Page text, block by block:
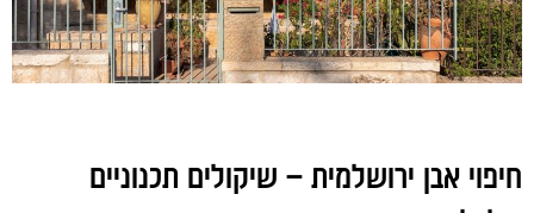
חיפוי אבן ירושלמית – שיקולים תכנוניים